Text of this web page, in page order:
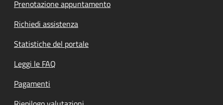
Prenotazione appuntamento
Richiedi assistenza
Statistiche del portale
Leggi le FAQ
Pagamenti